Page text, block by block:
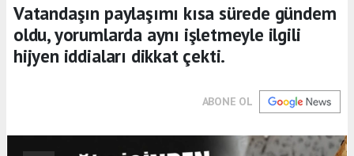
Vatandaşın paylaşımı kısa sürede gündem
oldu, yorumlarda aynı işletmeyle ilgili
hijyen iddiaları dikkat çekti.
ABONE OL